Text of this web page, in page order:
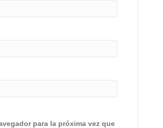
para la próxima vez que